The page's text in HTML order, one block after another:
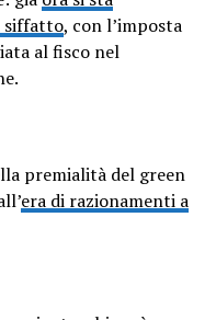
siffatto, con l’imposta
al fisco nel
premialità del green
era di razionamenti a